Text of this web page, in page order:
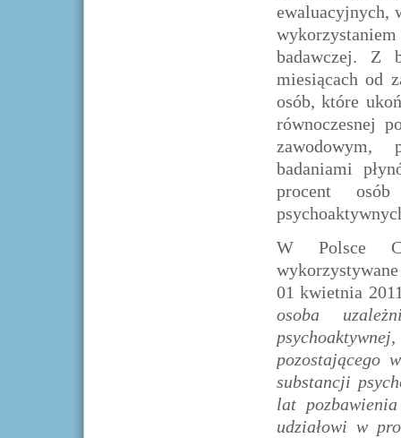
ewaluacyjnych,
badawczej. Z
miesiącach od
osób, które
równoczesnej
zawodowym,
badaniami
procent
W Polsce
01 kwietnia
osoba
pozostającego
substancji
lat
udziałowi w